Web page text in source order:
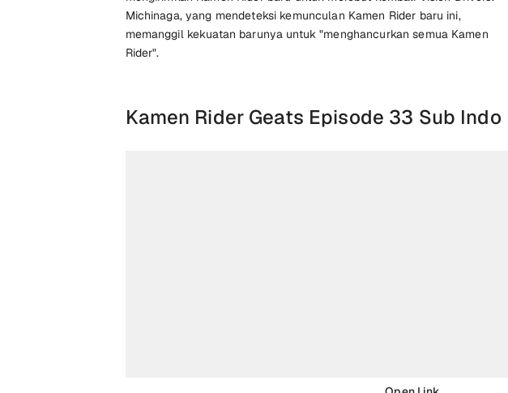
Michinaga, yang mendeteksi kemunculan Kamen Rider baru ini,
memanggil kekuatan barunya untuk "menghancurkan semua Kamen
Rider".
Kamen Rider Geats Episode 33 Sub Indo